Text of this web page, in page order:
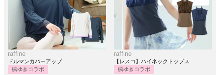
raffine
ドルマンカバーアップ
楓ゆきコラボ
raffine
【レスコ】ハイネックトップス
楓ゆきコラボ